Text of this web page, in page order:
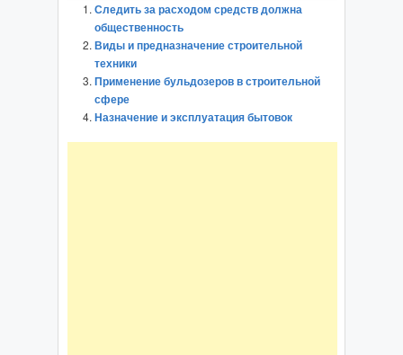
Следить за расходом средств должна
общественность
Виды и предназначение строительной
техники
Применение бульдозеров в строительной
сфере
Назначение и эксплуатация бытовок